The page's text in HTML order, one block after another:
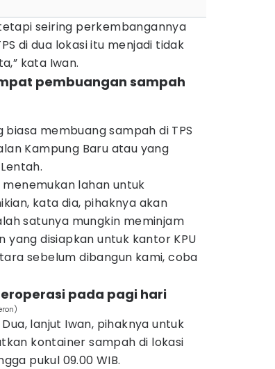
seiring perkembangannya
di dua lokasi itu menjadi tidak
kata Iwan.
pembuangan sampah
membuang sampah di TPS
Kampung Baru atau yang
lahan untuk
kata dia, pihaknya akan
satunya mungkin meminjam
disiapkan untuk kantor KPU
sebelum dibangun kami, coba
pada pagi hari
lanjut Iwan, pihaknya untuk
kontainer sampah di lokasi
pukul 09.00 WIB.